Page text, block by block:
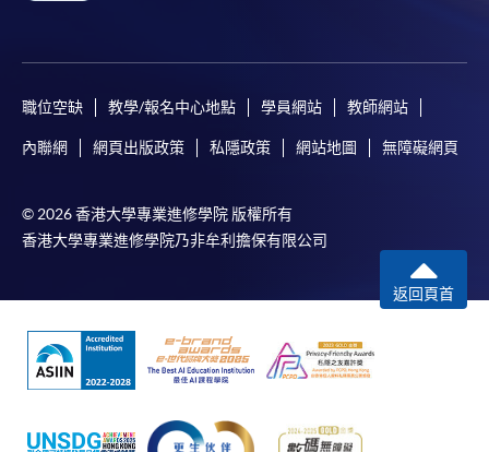
職位空缺 教學/報名中心地點 學員網站 教師網站
內聯網 網頁出版政策 私隱政策 網站地圖 無障礙網頁
© 2026 香港大學專業進修學院 版權所有
香港大學專業進修學院乃非牟利擔保有限公司
返回頁首